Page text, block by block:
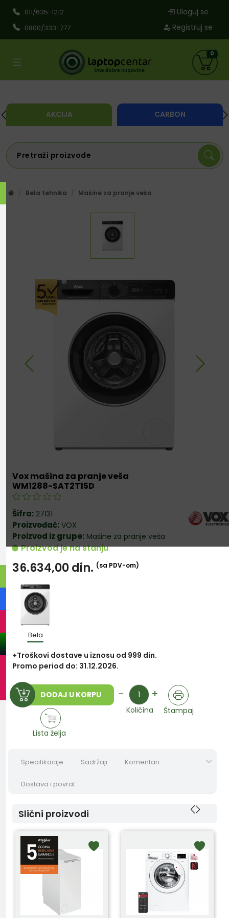
011/635-1212
0800/333-777
Uloguj se
Registruj se
AKCIJA CARBON
0
Bela tehnika Mašine za pranje veša
Vox mašina za pranje veša
WM1288-SAT2T15D
Šifra: 27131
Proizvođač: VOX
Proizvod iz grupe: Mašine za pranje veša
Proizvod je na stanju
36.634,00din. (sa PDV-om)
Bela
+Troškovi dostave u iznosu od 999 din.
Promo period do: 31.12.2026.
DODAJ U KORPU - Količina +
Količina Štampaj
Lista želja
Specifikacije Sadržaji Komentari
Dostava i povrat
Slični proizvodi